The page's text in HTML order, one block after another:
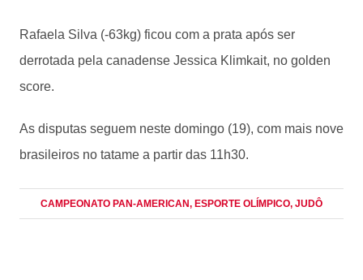
Rafaela Silva (-63kg) ficou com a prata após ser
derrotada pela canadense Jessica Klimkait, no golden
score.
As disputas seguem neste domingo (19), com mais nove
brasileiros no tatame a partir das 11h30.
CAMPEONATO PAN-AMERICAN, ESPORTE OLÍMPICO, JUDÔ